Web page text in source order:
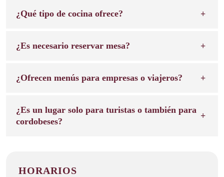
¿Qué tipo de cocina ofrece?
¿Es necesario reservar mesa?
¿Ofrecen menús para empresas o viajeros?
¿Es un lugar solo para turistas o también para
cordobeses?
HORARIOS